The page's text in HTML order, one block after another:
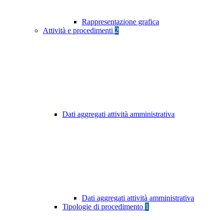
Rappresentazione grafica
Attività e procedimenti 2
Dati aggregati attività amministrativa
Dati aggregati attività amministrativa
Tipologie di procedimento 1